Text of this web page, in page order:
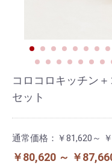
コロコロキッチン
セット
通常価格： ￥81,620～
￥80,620 ～ ￥